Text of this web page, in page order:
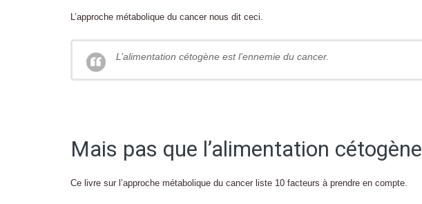
L’approche métabolique du cancer nous dit ceci.
L’alimentation cétogène est l’ennemie du cancer.
Mais pas que l’alimentation cétogène
Ce livre sur l’approche métabolique du cancer liste 10 facteurs à prendre en compte.